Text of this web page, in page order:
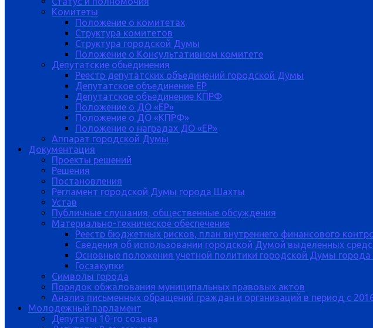
Комитеты
Положение о комитетах
Структура комитетов
Структура городской Думы
Положение о Консультативном комитете
Депутатские обьединения
Реестр депутатских объединений городской Думы
Депутатское объединение ЕР
Депутатское объединение КПРФ
Положение о ДО «ЕР»
Положение о ДО «КПРФ»
Положение о наградах ДО «ЕР»
Аппарат городской Думы
Документация
Проекты решений
Решения
Постановления
Регламент городской Думы города Шахты
Устав
Публичные слушания, общественные обсуждения
Материально-техническое обеспечение
Реестр бюджетных рисков, план внутреннего финансового
Сведения об использовании городской Думой выделенных
Основные положения учетной политики городской Думы
Госзакупки
Символы города
Порядок обжалования муниципальных правовых актов
Анализ письменных обращений граждан и организаций в период с
Молодежный парламент
Депутаты 10-го созыва